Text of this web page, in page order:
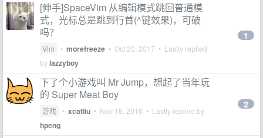
[伸手]SpaceVim 从编辑模式跳回普通模
式，光标总是跳到行首(^键效果)，可破
吗？
Vim • morefreeze • Oct 20, 2017 • Lastly replied
bylazzyboy
1
下了个小游戏叫 Mr Jump，想起了当年玩
的 Super Meat Boy
游戏 • xcatliu • Nov 18, 2016 • Lastly replied by
hpeng
2